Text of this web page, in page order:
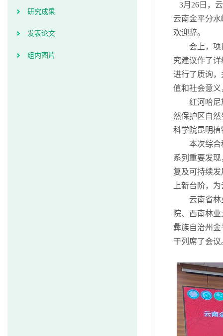
研究成果
发表论文
组内图片
3月26日，
云南金平分
欢迎辞。
会上，项目
究建议作了
进行了质询
值和社会意
红河哈尼族
然保护区自
科学院昆明
本次综合科
系列重要发
复及可持续
上新台阶，
云南省林业
院、西南林
彝族自治州
干列席了会议